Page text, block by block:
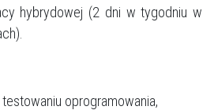
hybrydowej (2 dni w tygodniu w
oprogramowania,
szczegółową - możesz tego
zaawansowanych”.